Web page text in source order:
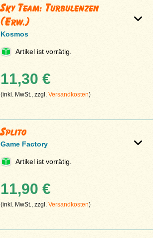
Sky Team: Turbulenzen
(Erw.)
Kosmos
Artikel ist vorrätig.
11,30 €
(inkl. MwSt., zzgl.Versandkosten)
Splito
Game Factory
Artikel ist vorrätig.
11,90 €
(inkl. MwSt., zzgl.Versandkosten)